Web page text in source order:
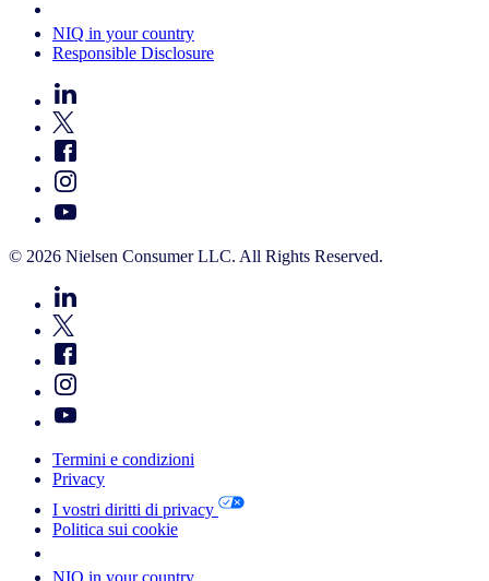
NIQ in your country
Responsible Disclosure
© 2026 Nielsen Consumer LLC. All Rights Reserved.
Termini e condizioni
Privacy
I vostri diritti di privacy
Politica sui cookie
NIQ in your country